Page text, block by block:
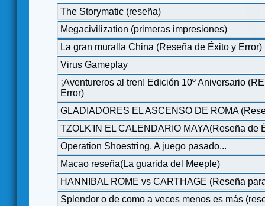
The Storymatic (reseña)
Megacivilization (primeras impresiones)
La gran muralla China (Reseña de Éxito y Error)
Virus Gameplay
¡Aventureros al tren! Edición 10º Aniversario
Error)
GLADIADORES EL ASCENSO DE ROMA
TZOLK'IN EL CALENDARIO MAYA(Reseña de
Operation Shoestring. A juego pasado...
Macao reseña(La guarida del Meeple)
HANNIBAL ROME vs CARTHAGE (Reseña
Splendor o de como a veces menos es más